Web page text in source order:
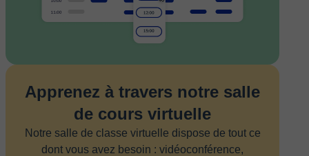
Apprenez à travers notre salle
de cours virtuelle
Notre salle de classe virtuelle dispose de tout ce
dont vous avez besoin : vidéoconférence,